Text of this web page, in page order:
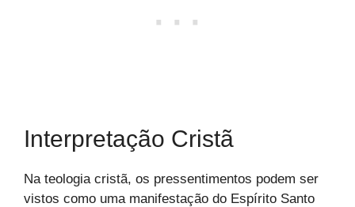
Interpretação Cristã
Na teologia cristã, os pressentimentos podem ser
vistos como uma manifestação do Espírito Santo